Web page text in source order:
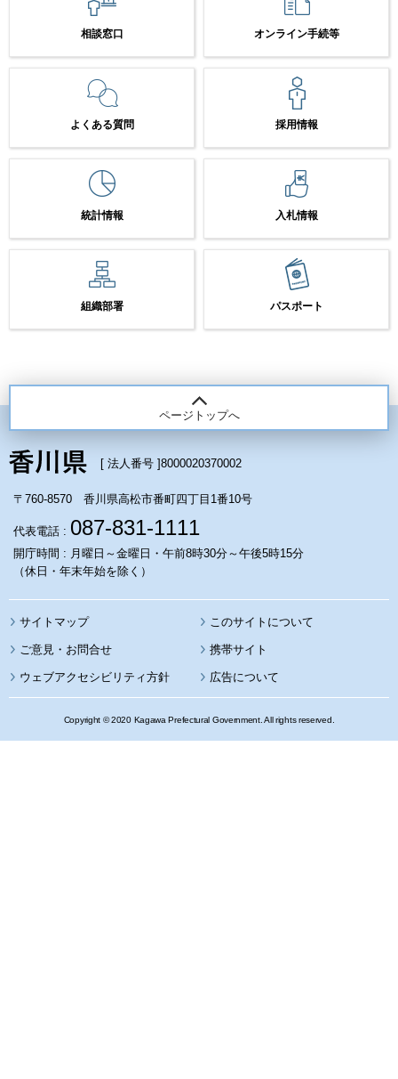
相談窓口 オンライン手続等
よくある質問 採用情報
統計情報 入札情報
組織部署 パスポート
ページトップへ
[ 法人番号 ]8000020370002
〒760-8570 香川県高松市番町四丁目1番10号
代表電話 : 087-831-1111
開庁時間 : 月曜日～金曜日・午前8時30分～午後5時15分
（休日・年末年始を除く）
サイトマップ このサイトについて
携帯サイト
ウェブアクセシビリティ方針 広告について
Copyright © 2020 Kagawa Prefectural Government. All rights reserved.